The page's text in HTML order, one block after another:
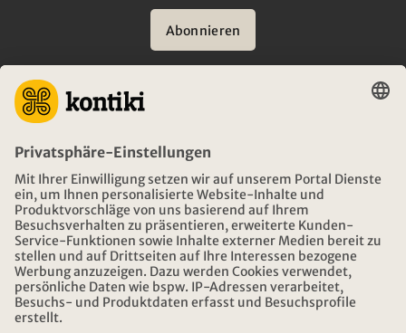
Abonnieren
BERATUNG
NOTFALL AUF REISEN
ÖFFNUNGSZEITEN KONTIKI REISEN
DOWNLOAD UND LINKS
ADRESSE
ÜBER KONTIKI